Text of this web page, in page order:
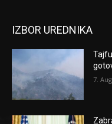
IZBOR UREDNIKA
7.